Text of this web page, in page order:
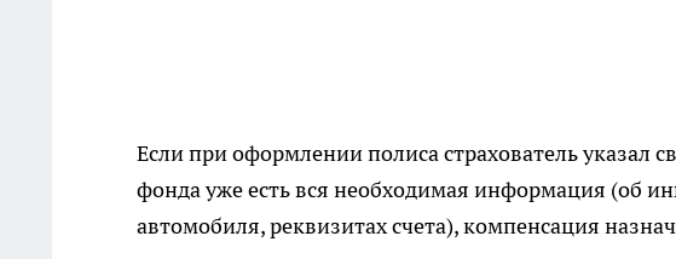
Если при оформлении полиса страхователь указал
фонда уже есть вся необходимая информация (об
автомобиля, реквизитах счета), компенсация